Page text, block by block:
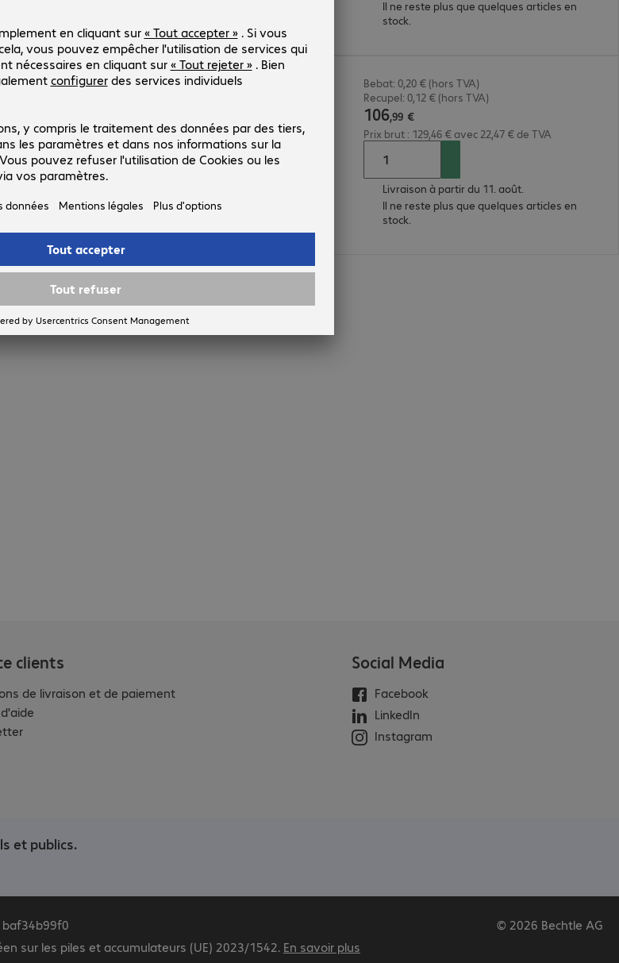
Il ne reste plus que quelques articles en
stock.
Onduleur Eaton 5S 550i 230V
Version
Europe
Type de boîtier:tour
Puissance effective:330 W
Puissance apparente (VA)
Bebat: 0,20 € (hors TVA)
Recupel: 0,12 € (hors TVA)
106,99 €
Prix brut : 129,46 € avec 22,47 € de TVA
Livraison à partir du 11. août.
Il ne reste plus que quelques articles en
stock.
Afficher plus
clients
de livraison et de paiement
Social Media
Facebook
LinkedIn
Instagram
et publics.
baf34b99f0
sur les piles et accumulateurs (UE) 2023/1542. En savoir plus
© 2026 Bechtle AG